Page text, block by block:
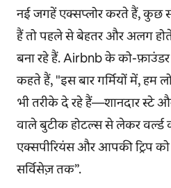
नई जगहें एक्सप्लोर करते हैं, कुछ
हैं तो पहले से बेहतर और अलग
बना रहे हैं. Airbnb के को-
कहते हैं, "इस बार गर्मियों में, हम
भी तरीके दे रहे हैं—शानदार स्टे
वाले बुटीक होटल्स से लेकर वर्ल्ड
एक्सपीरियंस और आपकी ट्रिप
सर्विसेज़ तक”.